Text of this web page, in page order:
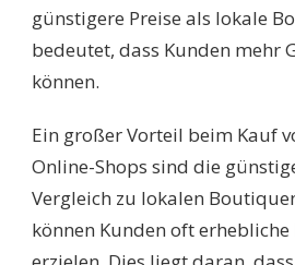
günstigere Preise als lokale
bedeutet, dass Kunden mehr
können.
Ein großer Vorteil beim Kauf
Online-Shops sind die
Vergleich zu lokalen
können Kunden oft